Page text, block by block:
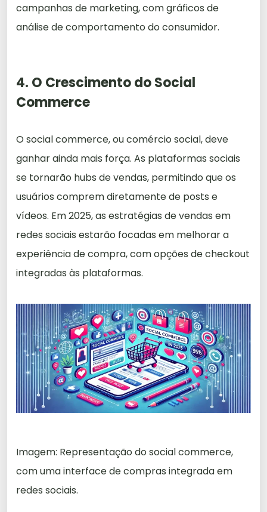
campanhas de marketing, com gráficos de
análise de comportamento do consumidor.
4. O Crescimento do Social
Commerce
O social commerce, ou comércio social, deve
ganhar ainda mais força. As plataformas sociais
se tornarão hubs de vendas, permitindo que os
usuários comprem diretamente de posts e
vídeos. Em 2025, as estratégias de vendas em
redes sociais estarão focadas em melhorar a
experiência de compra, com opções de checkout
integradas às plataformas.
Imagem: Representação do social commerce,
com uma interface de compras integrada em
redes sociais.